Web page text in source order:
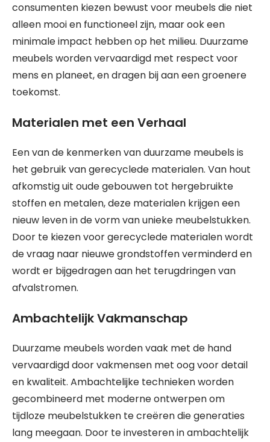
consumenten kiezen bewust voor meubels die niet
alleen mooi en functioneel zijn, maar ook een
minimale impact hebben op het milieu. Duurzame
meubels worden vervaardigd met respect voor
mens en planeet, en dragen bij aan een groenere
toekomst.
Materialen met een Verhaal
Een van de kenmerken van duurzame meubels is
het gebruik van gerecyclede materialen. Van hout
afkomstig uit oude gebouwen tot hergebruikte
stoffen en metalen, deze materialen krijgen een
nieuw leven in de vorm van unieke meubelstukken.
Door te kiezen voor gerecyclede materialen wordt
de vraag naar nieuwe grondstoffen verminderd en
wordt er bijgedragen aan het terugdringen van
afvalstromen.
Ambachtelijk Vakmanschap
Duurzame meubels worden vaak met de hand
vervaardigd door vakmensen met oog voor detail
en kwaliteit. Ambachtelijke technieken worden
gecombineerd met moderne ontwerpen om
tijdloze meubelstukken te creëren die generaties
lang meegaan. Door te investeren in ambachtelijk